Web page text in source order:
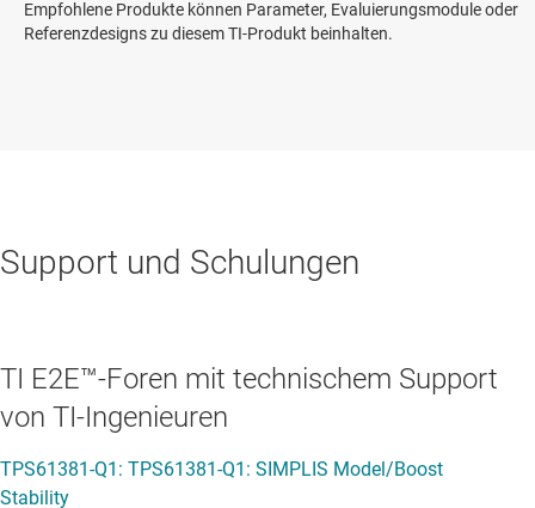
Empfohlene Produkte können Parameter, Evaluierungsmodule oder
Referenzdesigns zu diesem TI-Produkt beinhalten.
Support und Schulungen
TI E2E™-Foren mit technischem Support
von TI-Ingenieuren